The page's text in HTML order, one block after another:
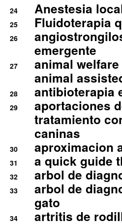
24 Anestesia
25 Fluidoterapia
26
emergente
27
animal
animal
28 antibioterapia
29
aportaciones
tratamiento
caninas
30 aproximacion
31 a quick guide
32 arbol de
33
arbol de
gato
34
artritis de